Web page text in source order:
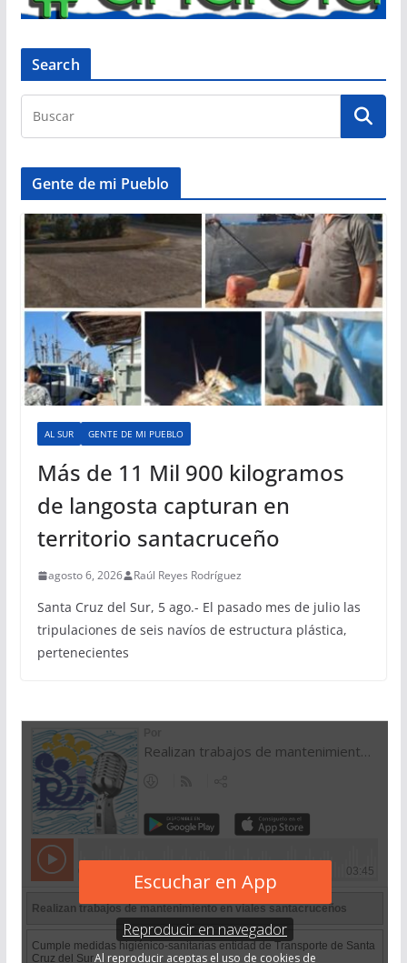
Search
Gente de mi Pueblo
AL SUR GENTE DE MI PUEBLO
Más de 11 Mil 900 kilogramos
de langosta capturan en
territorio santacruceño
agosto 6, 2026 Raúl Reyes Rodríguez
Santa Cruz del Sur, 5 ago.- El pasado mes de julio las
tripulaciones de seis navíos de estructura plástica,
pertenecientes